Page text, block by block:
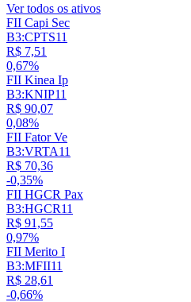
Ver todos os ativos
FII Capi Sec
B3:CPTS11
R$ 7,51
0,67%
FII Kinea Ip
B3:KNIP11
R$ 90,07
0,08%
FII Fator Ve
B3:VRTA11
R$ 70,36
-0,35%
FII HGCR Pax
B3:HGCR11
R$ 91,55
0,97%
FII Merito I
B3:MFII11
R$ 28,61
-0,66%